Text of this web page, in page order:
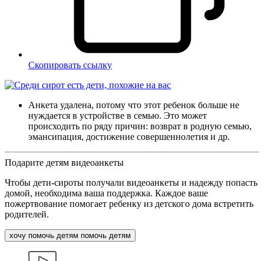
Скопировать ссылку
Анкета удалена, потому что этот ребенок больше не
нуждается в устройстве в семью. Это может
происходить по ряду причин: возврат в родную семью,
эмансипация, достижение совершеннолетия и др.
Подарите детям видеоанкеты
Чтобы дети-сироты получали видеоанкеты и надежду попасть
домой, необходима ваша поддержка. Каждое ваше
пожертвование помогает ребенку из детского дома встретить
родителей.
хочу помочь детям помочь детям